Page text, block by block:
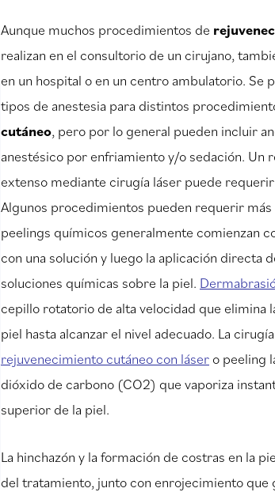
Aunque muchos procedimientos de
realizan en el consultorio de un cirujano,
en un hospital o en un centro ambulatorio. Se
tipos de anestesia para distintos
cutáneo, pero por lo general pueden incluir
anestésico por enfriamiento y/o sedación. Un
extenso mediante cirugía láser puede
Algunos procedimientos pueden requerir
peelings químicos generalmente comienzan
con una solución y luego la aplicación directa
soluciones químicas sobre la piel.
cepillo rotatorio de alta velocidad que elimina
piel hasta alcanzar el nivel adecuado. La
rejuvenecimiento cutáneo con láser o peeling
dióxido de carbono (CO2) que vaporiza
superior de la piel.
La hinchazón y la formación de costras en la
del tratamiento, junto con enrojecimiento que